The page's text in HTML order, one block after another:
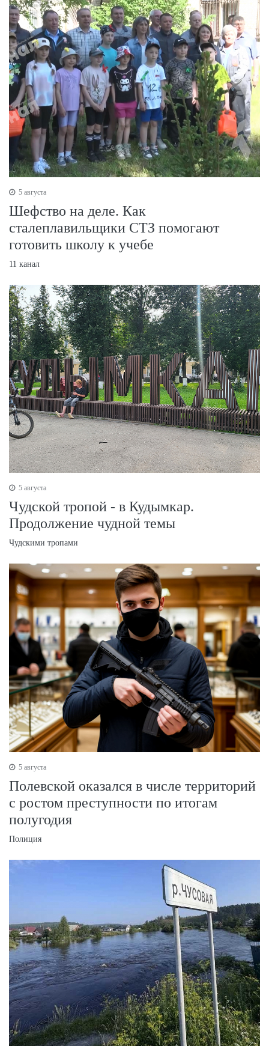
5 августа
Шефство на деле. Как
сталеплавильщики СТЗ помогают
готовить школу к учебе
11 канал
5 августа
Чудской тропой - в Кудымкар.
Продолжение чудной темы
Чудскими тропами
5 августа
Полевской оказался в числе территорий
с ростом преступности по итогам
полугодия
Полиция